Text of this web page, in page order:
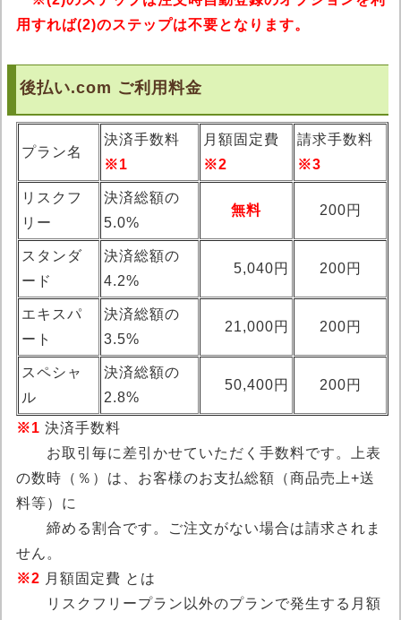
用すれば(2)のステップは不要となります。
後払い.com ご利用料金
プラン名
決済手数料
※1
月額固定費
※2
請求手数料
※3
リスクフ
リー
決済総額の
5.0%
無料 200円
スタンダ
ード
決済総額の
4.2%
5,040円 200円
エキスパ
ート
決済総額の
3.5%
21,000円 200円
スペシャ
ル
決済総額の
2.8%
50,400円 200円
※1 決済手数料
お取引毎に差引かせていただく手数料です。上表
の数時（％）は、お客様のお支払総額（商品売上+送
料等）に
締める割合です。ご注文がない場合は請求されま
せん。
※2 月額固定費 とは
リスクフリープラン以外のプランで発生する月額